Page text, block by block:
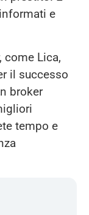
e
come Lica,
il successo
broker
tempo e